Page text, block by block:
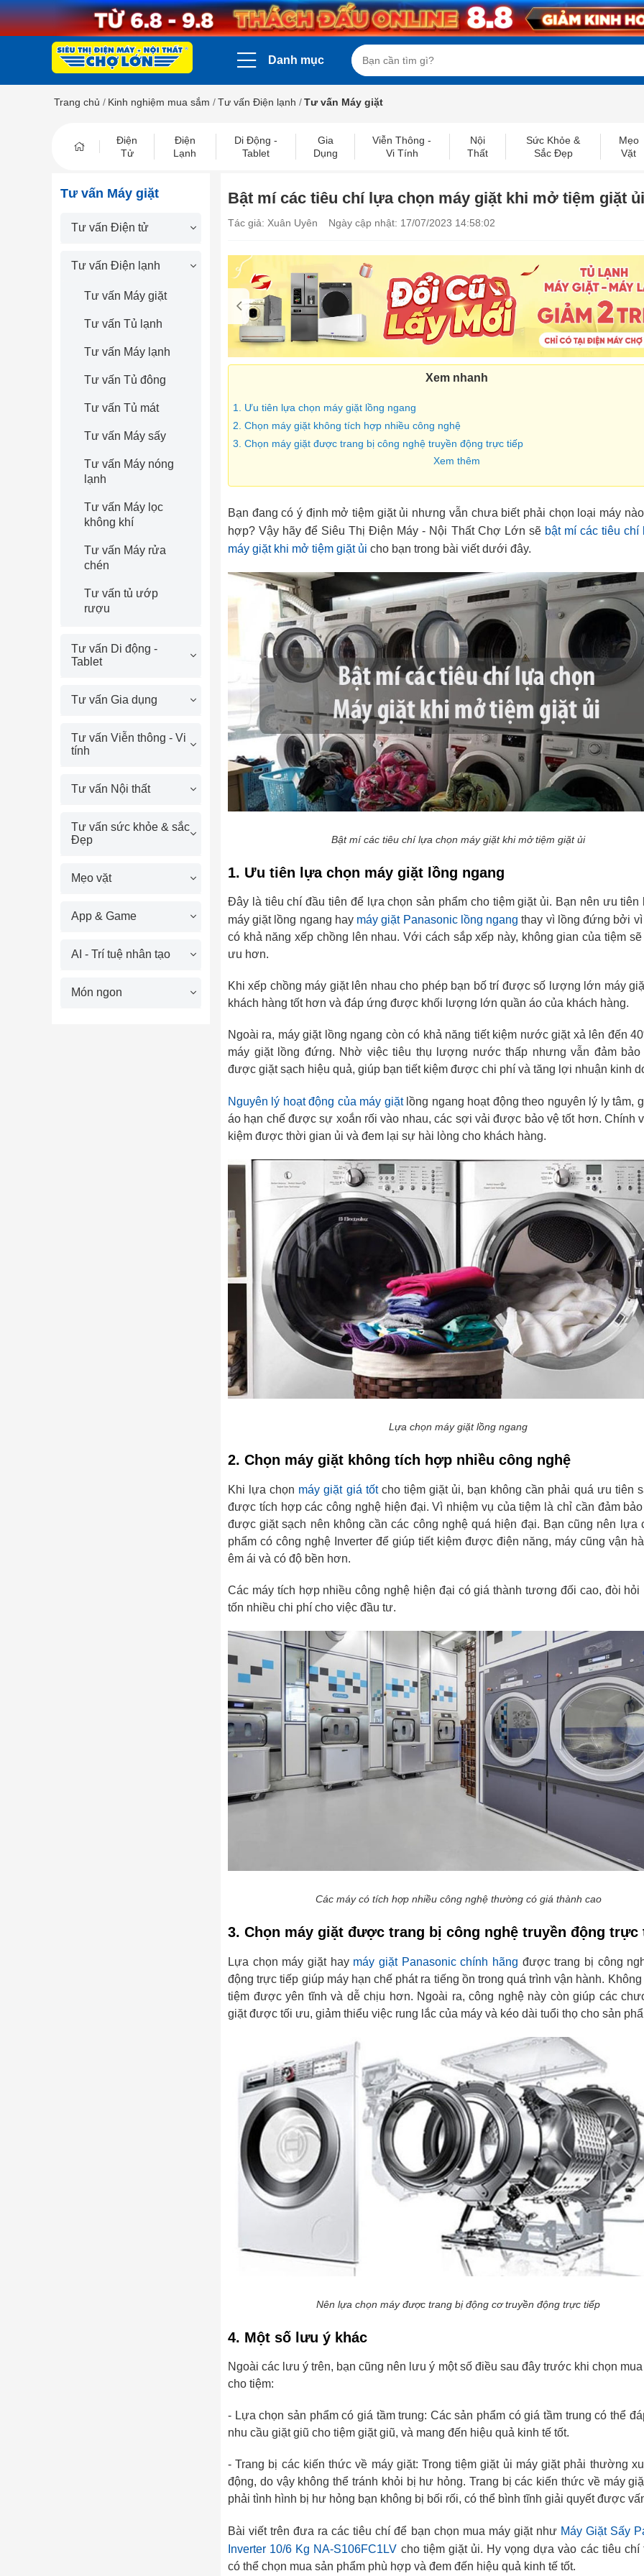
Danh mục
Trang chủ / Kinh nghiệm mua sắm /Tư vấn Điện lạnh /Tư vấn Máy giặt
Điện
Tử
Điện
Lạnh
Di Động -
Tablet
Gia
Dụng
Viễn Thông -
Vi Tính
Nội
Thất
Sức Khỏe &
Sắc Đẹp
Mẹo
Vặt
Tư vấn Máy giặt
Tư vấn Điện tử
Tư vấn Điện lạnh
Tư vấn Máy giặt
Tư vấn Tủ lạnh
Tư vấn Máy lạnh
Tư vấn Tủ đông
Tư vấn Tủ mát
Tư vấn Máy sấy
Tư vấn Máy nóng
lạnh
Tư vấn Máy lọc
không khí
Tư vấn Máy rửa
chén
Tư vấn tủ ướp
rượu
Tư vấn Di động -
Tablet
Tư vấn Gia dụng
Tư vấn Viễn thông - Vi
tính
Tư vấn Nội thất
Tư vấn sức khỏe & sắc
Đẹp
Mẹo vặt
App & Game
AI - Trí tuệ nhân tạo
Món ngon
Bật mí các tiêu chí lựa chọn máy giặt khi mở tiệm giặt ủi
Tác giả: Xuân Uyên Ngày cập nhật: 17/07/2023 14:58:02
Xem nhanh
1. Ưu tiên lựa chọn máy giặt lồng ngang
2. Chọn máy giặt không tích hợp nhiều công nghệ
3. Chọn máy giặt được trang bị công nghệ truyền động trực tiếp
Xem thêm
Bạn đang có ý định mở tiệm giặt ủi nhưng vẫn chưa biết phải chọn loại máy
hợp? Vậy hãy để Siêu Thị Điện Máy - Nội Thất Chợ Lớn sẽ bật mí các tiêu chí
máy giặt khi mở tiệm giặt ủi cho bạn trong bài viết dưới đây.
Bật mí các tiêu chí lựa chọn máy giặt khi mở tiệm giặt ủi
1. Ưu tiên lựa chọn máy giặt lồng ngang
Đây là tiêu chí đầu tiên để lựa chọn sản phẩm cho tiệm giặt ủi. Bạn nên ưu tiên
máy giặt lồng ngang hay máy giặt Panasonic lồng ngang thay vì lồng đứng bởi vì
có khả năng xếp chồng lên nhau. Với cách sắp xếp này, không gian của tiệm
ưu hơn.
Khi xếp chồng máy giặt lên nhau cho phép bạn bố trí được số lượng lớn máy
khách hàng tốt hơn và đáp ứng được khối lượng lớn quần áo của khách hàng.
Ngoài ra, máy giặt lồng ngang còn có khả năng tiết kiệm nước giặt xả lên đến
máy giặt lồng đứng. Nhờ việc tiêu thụ lượng nước thấp nhưng vẫn đảm bảo
được giặt sạch hiệu quả, giúp bạn tiết kiệm được chi phí và tăng lợi nhuận kinh
Nguyên lý hoạt động của máy giặtlồng ngang hoạt động theo nguyên lý ly tâm,
áo hạn chế được sự xoắn rối vào nhau, các sợi vải được bảo vệ tốt hơn. Chính
kiệm được thời gian ủi và đem lại sự hài lòng cho khách hàng.
Lựa chọn máy giặt lồng ngang
2. Chọn máy giặt không tích hợp nhiều công nghệ
Khi lựa chọn máy giặt giá tốtcho tiệm giặt ủi, bạn không cần phải quá ưu tiên
được tích hợp các công nghệ hiện đại. Vì nhiệm vụ của tiệm là chỉ cần đảm
được giặt sạch nên không cần các công nghệ quá hiện đại. Bạn cũng nên lựa
phẩm có công nghệ Inverter để giúp tiết kiệm được điện năng, máy cũng vận
êm ái và có độ bền hơn.
Các máy tích hợp nhiều công nghệ hiện đại có giá thành tương đối cao, đòi hỏi
tốn nhiều chi phí cho việc đầu tư.
Các máy có tích hợp nhiều công nghệ thường có giá thành cao
3. Chọn máy giặt được trang bị công nghệ truyền động trực
Lựa chọn máy giặt hay máy giặt Panasonic chính hãng được trang bị công
động trực tiếp giúp máy hạn chế phát ra tiếng ồn trong quá trình vận hành.
tiệm được yên tĩnh và dễ chịu hơn. Ngoài ra, công nghệ này còn giúp các
giặt được tối ưu, giảm thiểu việc rung lắc của máy và kéo dài tuổi thọ cho sản
Nên lựa chọn máy được trang bị động cơ truyền động trực tiếp
4. Một số lưu ý khác
Ngoài các lưu ý trên, bạn cũng nên lưu ý một số điều sau đây trước khi chọn
cho tiệm:
- Lựa chọn sản phẩm có giá tầm trung: Các sản phẩm có giá tầm trung có thể
nhu cầu giặt giũ cho tiệm giặt giũ, và mang đến hiệu quả kinh tế tốt.
- Trang bị các kiến thức về máy giặt: Trong tiệm giặt ủi máy giặt phải thường
động, do vậy không thể tránh khỏi bị hư hỏng. Trang bị các kiến thức về máy
phải tình hình bị hư hỏng bạn không bị bối rối, có thể bình tĩnh giải quyết được
Bài viết trên đưa ra các tiêu chí để bạn chọn mua máy giặt như Máy Giặt Sấy
Inverter 10/6 Kg NA-S106FC1LV cho tiệm giặt ủi. Hy vọng dựa vào các tiêu chí
có thể chọn mua sản phẩm phù hợp và đem đến hiệu quả kinh tế tốt.